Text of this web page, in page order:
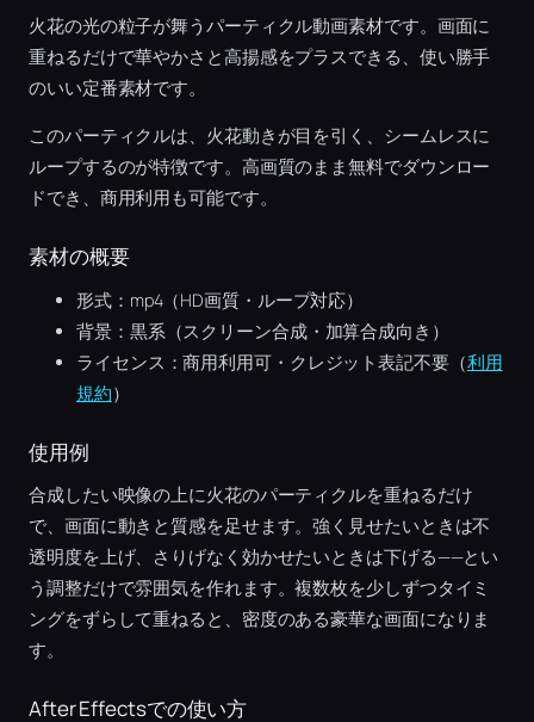
火花の光の粒子が舞うパーティクル動画素材です。画面に
重ねるだけで華やかさと高揚感をプラスできる、使い勝手
のいい定番素材です。
このパーティクルは、火花動きが目を引く、シームレスに
ループするのが特徴です。高画質のまま無料でダウンロー
ドでき、商用利用も可能です。
素材の概要
形式：mp4（HD画質・ループ対応）
背景：黒系（スクリーン合成・加算合成向き）
ライセンス：商用利用可・クレジット表記不要（利用
規約）
使用例
合成したい映像の上に火花のパーティクルを重ねるだけ
で、画面に動きと質感を足せます。強く見せたいときは不
透明度を上げ、さりげなく効かせたいときは下げる——とい
う調整だけで雰囲気を作れます。複数枚を少しずつタイミ
ングをずらして重ねると、密度のある豪華な画面になりま
す。
After Effectsでの使い方